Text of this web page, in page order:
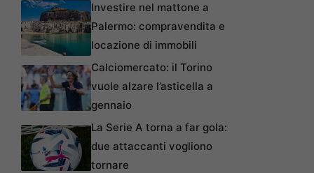
Investire nel mattone a
Palermo: compravendita e
locazione di immobili
Calciomercato: il Torino
vuole alzare l’asticella a
gennaio
La Serie A torna a far gola:
due attaccanti vogliono
tornare